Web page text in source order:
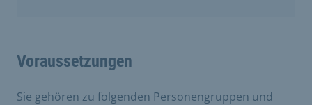
Voraussetzungen
Sie gehören zu folgenden Personengruppen und